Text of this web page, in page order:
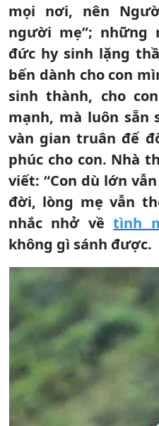
mọi nơi, nên
người mẹ”;
đức hy sinh lặng
bến dành cho con
sinh thành, cho
mạnh, mà luôn sẵn
vàn gian truân để
phúc cho con. Nhà
viết: “Con dù lớn
đời, lòng mẹ vẫn
nhắc nhở vềtình
không gì sánh được.